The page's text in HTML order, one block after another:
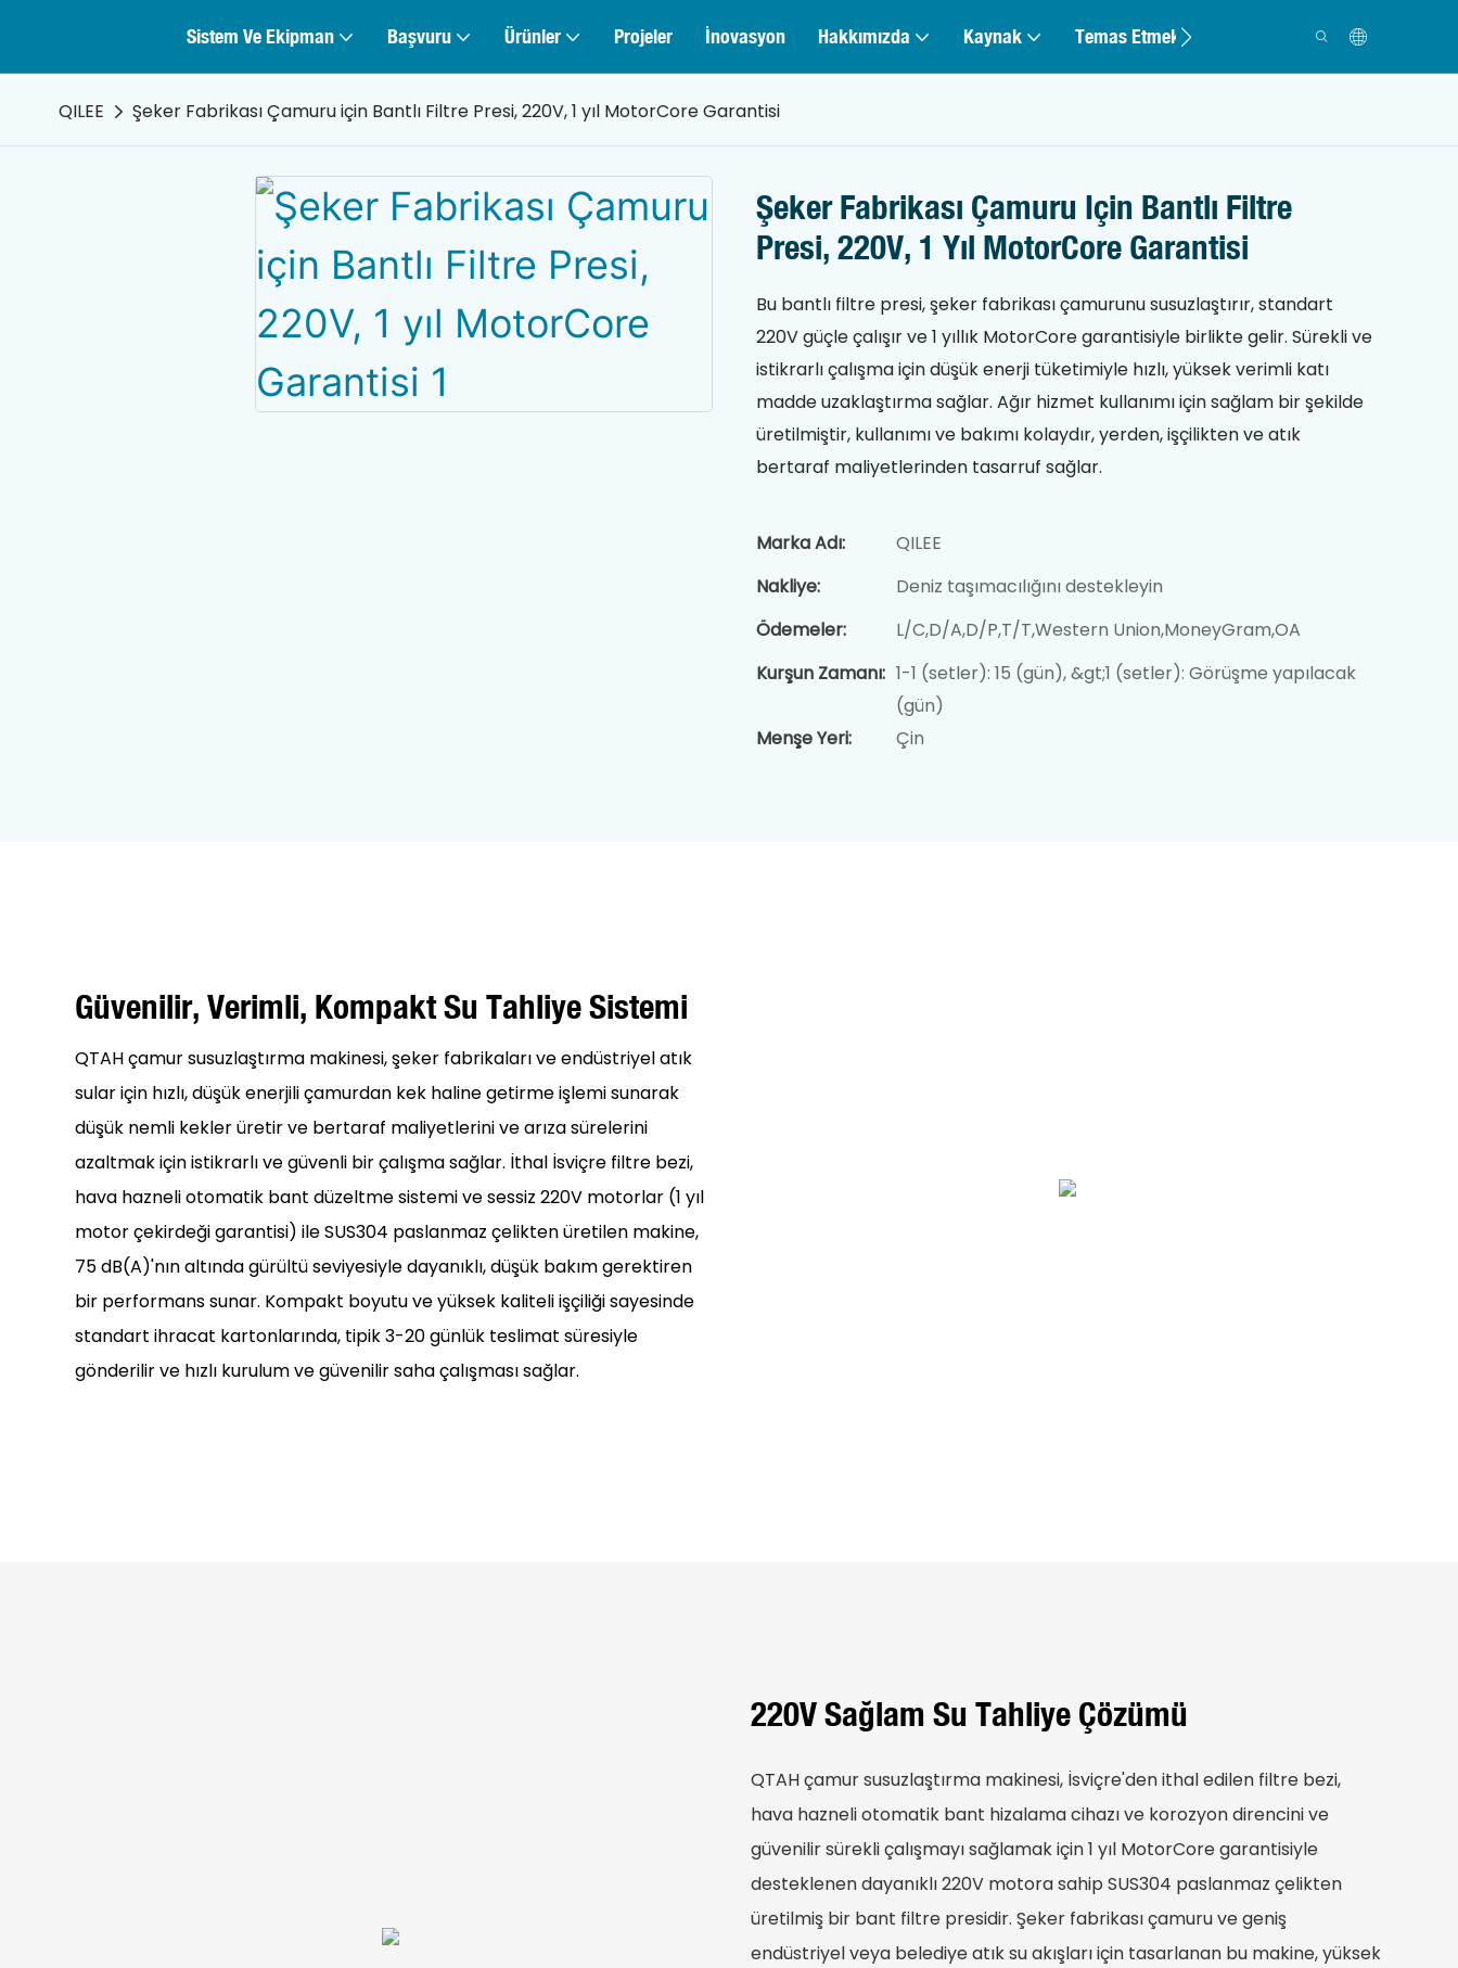
Sistem Ve Ekipman Başvuru Ürünler Projeler İnovasyon Hakkımızda Kaynak Temas Etmek
QILEE Şeker Fabrikası Çamuru için Bantlı Filtre Presi, 220V, 1 yıl MotorCore Garantisi
Şeker Fabrikası Çamuru Için Bantlı Filtre
Presi, 220V, 1 Yıl MotorCore Garantisi
Bu bantlı filtre presi, şeker fabrikası çamurunu susuzlaştırır, standart
220V güçle çalışır ve 1 yıllık MotorCore garantisiyle birlikte gelir. Sürekli ve
istikrarlı çalışma için düşük enerji tüketimiyle hızlı, yüksek verimli katı
madde uzaklaştırma sağlar. Ağır hizmet kullanımı için sağlam bir şekilde
üretilmiştir, kullanımı ve bakımı kolaydır, yerden, işçilikten ve atık
bertaraf maliyetlerinden tasarruf sağlar.
Marka Adı:
QILEE
Nakliye:
Deniz taşımacılığını destekleyin
Ödemeler:
L/C,D/A,D/P,T/T,Western Union,MoneyGram,OA
Kurşun Zamanı: 1-1 (setler): 15 (gün), &gt;1 (setler): Görüşme yapılacak
(gün)
Menşe Yeri:
Çin
Güvenilir, Verimli, Kompakt Su Tahliye Sistemi
QTAH çamur susuzlaştırma makinesi, şeker fabrikaları ve endüstriyel atık
sular için hızlı, düşük enerjili çamurdan kek haline getirme işlemi sunarak
düşük nemli kekler üretir ve bertaraf maliyetlerini ve arıza sürelerini
azaltmak için istikrarlı ve güvenli bir çalışma sağlar. İthal İsviçre filtre bezi,
hava hazneli otomatik bant düzeltme sistemi ve sessiz 220V motorlar (1 yıl
motor çekirdeği garantisi) ile SUS304 paslanmaz çelikten üretilen makine,
75 dB(A)'nın altında gürültü seviyesiyle dayanıklı, düşük bakım gerektiren
bir performans sunar. Kompakt boyutu ve yüksek kaliteli işçiliği sayesinde
standart ihracat kartonlarında, tipik 3-20 günlük teslimat süresiyle
gönderilir ve hızlı kurulum ve güvenilir saha çalışması sağlar.
220V Sağlam Su Tahliye Çözümü
QTAH çamur susuzlaştırma makinesi, İsviçre'den ithal edilen filtre bezi,
hava hazneli otomatik bant hizalama cihazı ve korozyon direncini ve
güvenilir sürekli çalışmayı sağlamak için 1 yıl MotorCore garantisiyle
desteklenen dayanıklı 220V motora sahip SUS304 paslanmaz çelikten
üretilmiş bir bant filtre presidir. Şeker fabrikası çamuru ve geniş
endüstriyel veya belediye atık su akışları için tasarlanan bu makine, yüksek